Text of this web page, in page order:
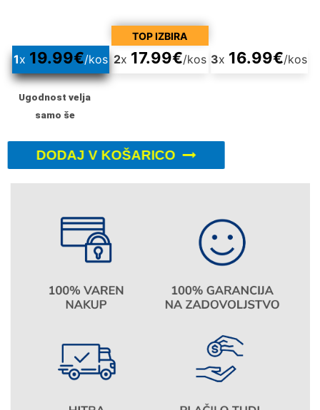
TOP IZBIRA
1x 19.99€/kos 2x 17.99€/kos 3x 16.99€/kos
Ugodnost velja
samo še
DODAJ V KOŠARICO